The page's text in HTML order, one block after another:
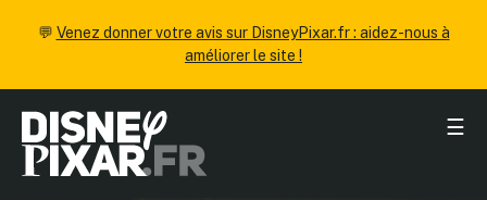
💬 Venez donner votre avis sur DisneyPixar.fr : aidez-nous à
améliorer le site !
☰